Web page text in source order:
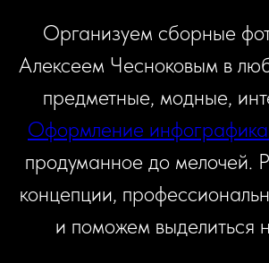
Организуем сборные
Алексеем Чесноковым в
предметные, модные,
Оформление
продуманное до мелочей.
концепции,
и поможем выделиться